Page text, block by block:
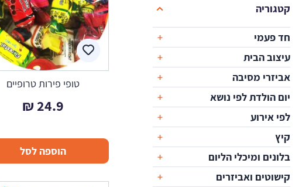
קטגוריה
חד פעמי
עיצוב הבית
אביזרי מסיבה
יום הולדת לפי נושא
לפי אירוע
קיץ
בלונים ומיכלי הליום
קישוטים ואביזרים
טופי פירות טרופיים
24.9
₪
הוספה לסל